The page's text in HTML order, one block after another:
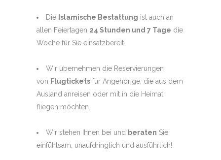
Die Islamische Bestattung ist auch an
allen Feiertagen 24 Stunden und 7 Tage die
Woche für Sie einsatzbereit.
Wir übernehmen die Reservierungen
von Flugtickets für Angehörige, die aus dem
Ausland anreisen oder mit in die Heimat
fliegen möchten.
Wir stehen Ihnen bei und beraten Sie
einfühlsam, unaufdringlich und ausführlich!